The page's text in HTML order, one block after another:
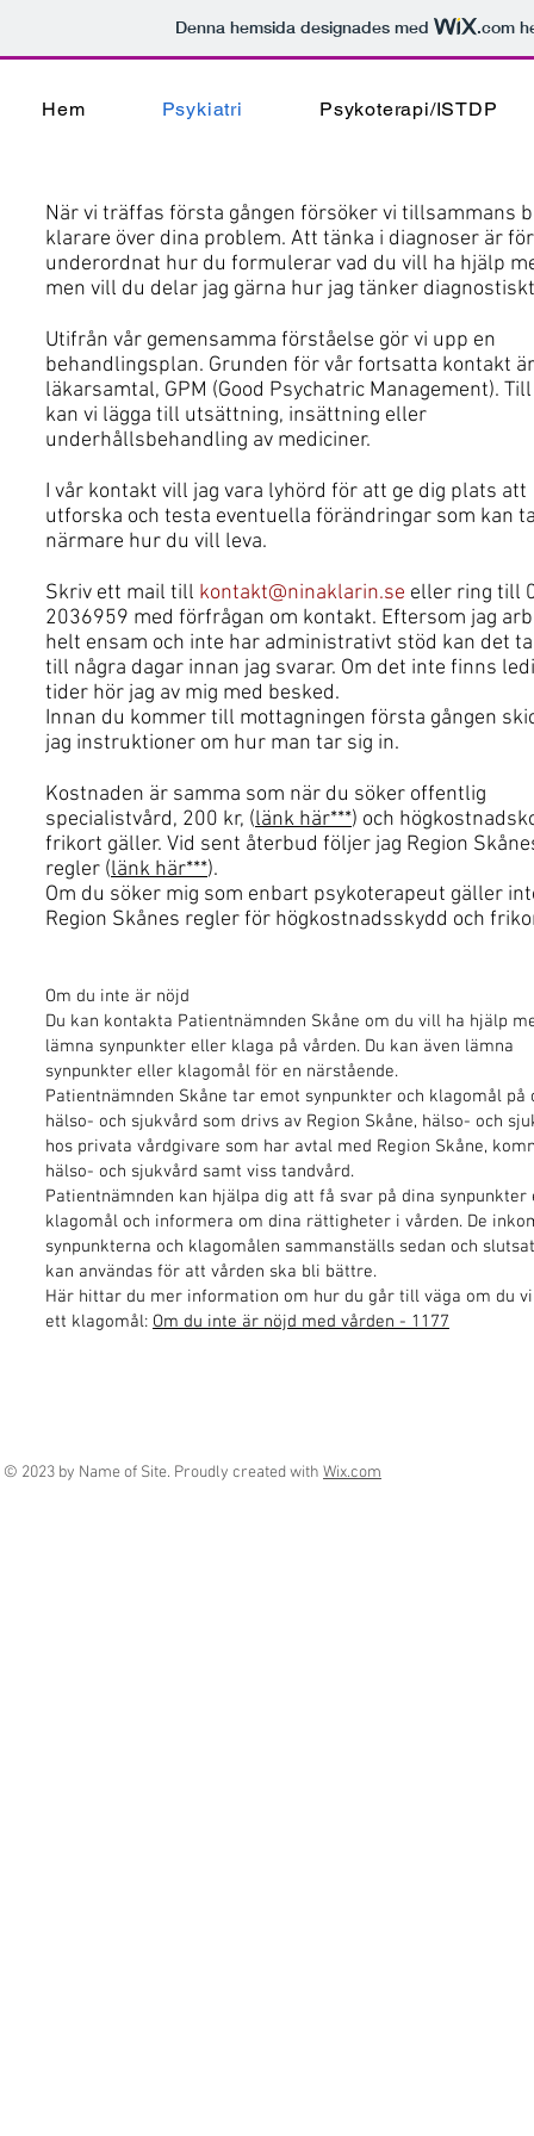
Denna hemsida designades med .com
Hem Psykiatri Psykoterapi/ISTDP
När vi träffas första gången försöker vi tillsammans
klarare över dina problem. Att tänka i diagnoser är
underordnat hur du formulerar vad du vill ha hjälp
men vill du delar jag gärna hur jag tänker
Utifrån vår gemensamma förståelse gör vi upp en
behandlingsplan. Grunden för vår fortsatta kontakt
läkarsamtal, GPM (Good Psychatric Management).
kan vi lägga till utsättning, insättning eller
underhållsbehandling av mediciner.
I vår kontakt vill jag vara lyhörd för att ge dig plats att
utforska och testa eventuella förändringar som kan
närmare hur du vill leva.
Skriv ett mail till kontakt@ninaklarin.se eller ring till
2036959 med förfrågan om kontakt. Eftersom jag
helt ensam och inte har administrativt stöd kan det
till några dagar innan jag svarar. Om det inte finns
tider hör jag av mig med besked.
Innan du kommer till mottagningen första gången
jag instruktioner om hur man tar sig in.
Kostnaden är samma som när du söker offentlig
specialistvård, 200 kr, (länk här***) och
frikort gäller. Vid sent återbud följer jag Region
regler (länk här***).
Om du söker mig som enbart psykoterapeut gäller
Region Skånes regler för högkostnadsskydd och
Om du inte är nöjd
Du kan kontakta Patientnämnden Skåne om du vill ha hjälp
lämna synpunkter eller klaga på vården. Du kan även lämna
synpunkter eller klagomål för en närstående.
Patientnämnden Skåne tar emot synpunkter och klagomål på
hälso- och sjukvård som drivs av Region Skåne, hälso- och
hos privata vårdgivare som har avtal med Region Skåne,
hälso- och sjukvård samt viss tandvård.
Patientnämnden kan hjälpa dig att få svar på dina synpunkter
klagomål och informera om dina rättigheter i vården. De
synpunkterna och klagomålen sammanställs sedan och
kan användas för att vården ska bli bättre.
Här hittar du mer information om hur du går till väga om du
ett klagomål: Om du inte är nöjd med vården - 1177
© 2023 by Name of Site. Proudly created with Wix.com